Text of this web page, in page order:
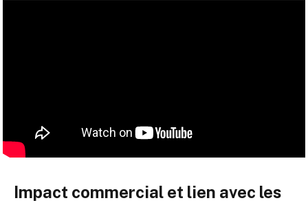
Impact commercial et lien avec les